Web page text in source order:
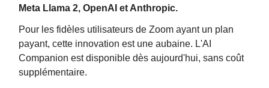
Meta Llama 2, OpenAI et Anthropic.
Pour les fidèles utilisateurs de Zoom ayant un plan
payant, cette innovation est une aubaine. L'AI
Companion est disponible dès aujourd'hui, sans coût
supplémentaire.